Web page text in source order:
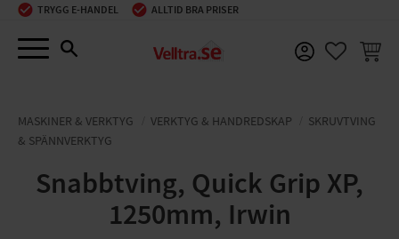
Meny
TRYGG E-HANDEL ALLTID BRA PRISER
MASKINER & VERKTYG VERKTYG & HANDREDSKAP
SKRUVTVING
& SPÄNNVERKTYG
Snabbtving, Quick Grip XP,
1250mm, Irwin